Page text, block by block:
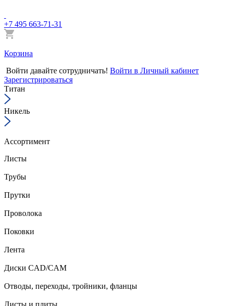
+7 495 663-71-31
Корзина
Войти давайте сотрудничать! Войти в Личный кабинет
Зарегистрироваться
Титан
Никель
Ассортимент
Листы
Трубы
Прутки
Проволока
Поковки
Лента
Диски CAD/CAM
Отводы, переходы, тройники, фланцы
Листы и плиты